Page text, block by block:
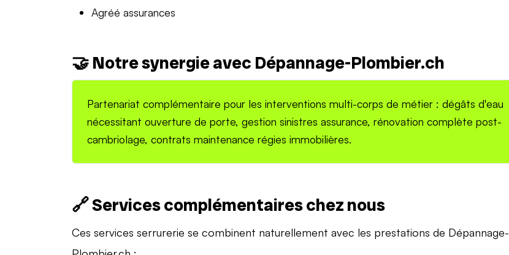
Agréé assurances
🤝 Notre synergie avec Dépannage-Plombier.ch
Partenariat complémentaire pour les interventions multi-corps de métier : dégâts d'eau
nécessitant ouverture de porte, gestion sinistres assurance, rénovation complète post-
cambriolage, contrats maintenance régies immobilières.
🔗 Services complémentaires chez nous
Ces services serrurerie se combinent naturellement avec les prestations de Dépannage-